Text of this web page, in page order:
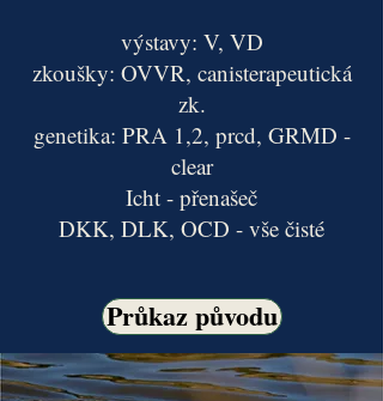
výstavy: V, VD
zkoušky: OVVR, canisterapeutická
zk.
genetika: PRA 1,2, prcd, GRMD -
clear
Icht - přenašeč
DKK, DLK, OCD - vše čisté
Průkaz původu